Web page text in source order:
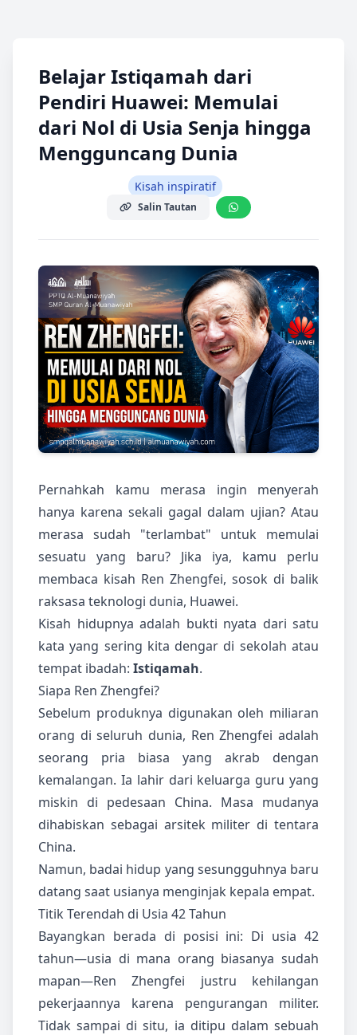
Belajar Istiqamah dari
Pendiri Huawei: Memulai
dari Nol di Usia Senja hingga
Mengguncang Dunia
Kisah inspiratif
Salin Tautan
Pernahkah kamu merasa ingin menyerah
hanya karena sekali gagal dalam ujian? Atau
merasa sudah "terlambat" untuk memulai
sesuatu yang baru? Jika iya, kamu perlu
membaca kisah Ren Zhengfei, sosok di balik
raksasa teknologi dunia, Huawei.
Kisah hidupnya adalah bukti nyata dari satu
kata yang sering kita dengar di sekolah atau
tempat ibadah: Istiqamah.
Siapa Ren Zhengfei?
Sebelum produknya digunakan oleh miliaran
orang di seluruh dunia, Ren Zhengfei adalah
seorang pria biasa yang akrab dengan
kemalangan. Ia lahir dari keluarga guru yang
miskin di pedesaan China. Masa mudanya
dihabiskan sebagai arsitek militer di tentara
China.
Namun, badai hidup yang sesungguhnya baru
datang saat usianya menginjak kepala empat.
Titik Terendah di Usia 42 Tahun
Bayangkan berada di posisi ini: Di usia 42
tahun—usia di mana orang biasanya sudah
mapan—Ren Zhengfei justru kehilangan
pekerjaannya karena pengurangan militer.
Tidak sampai di situ, ia ditipu dalam sebuah